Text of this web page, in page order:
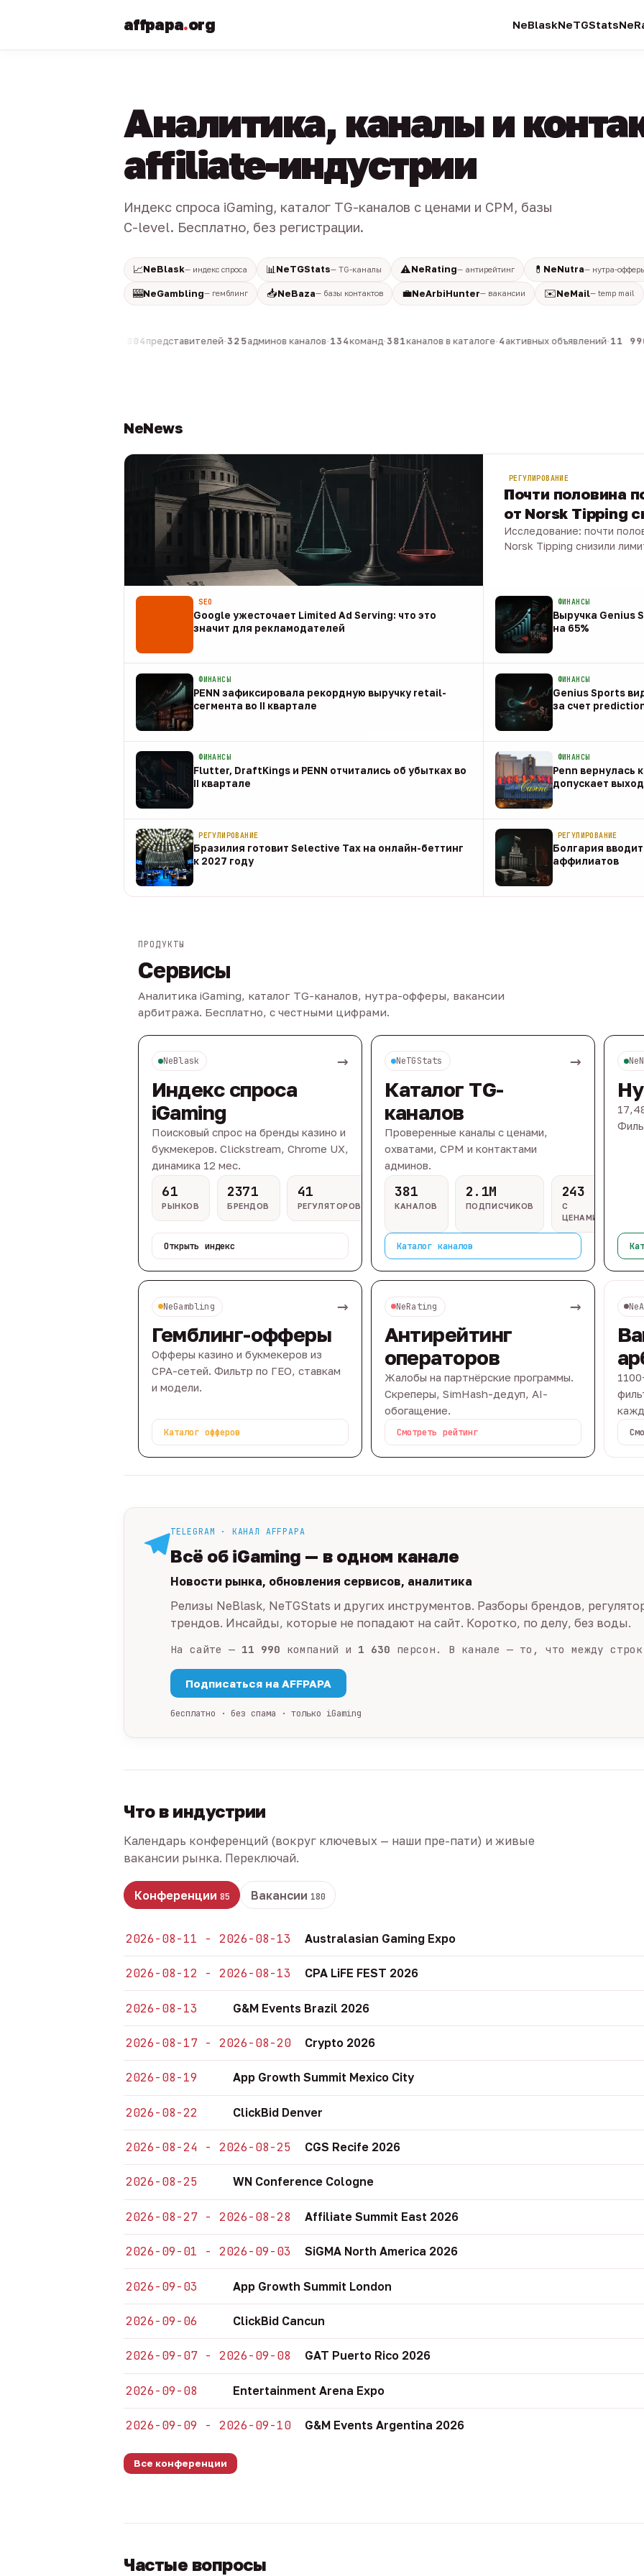
affpapa.org NeBlaskNeTGStats
Аналитика, каналы и
affiliate-индустрии
Индекс спроса iGaming, каталог TG-каналов с ценами и CPM, базы
C-level. Бесплатно, без регистрации.
📈NeBlask— индекс спроса 📊 NeTGStats— TG-каналы ⚠️NeRating— антирейтинг 💊 NeNutra— нутра-
🎰NeGambling— гемблинг 📥NeBaza— базы контактов 💼NeArbiHunter— вакансии ✉️NeMail— temp mail
804представителей·325админов каналов·134команд·381каналов в каталоге·4активных объявлений·11 990
NeNews
РЕГУЛИРОВАНИЕ
Почти половина
от Norsk Tipping
Исследование: почти
Norsk Tipping снизили
SEO
Google ужесточает Limited Ad Serving: что это
значит для рекламодателей
ФИНАНСЫ
Выручка Genius
на 65%
08 авг
ФИНАНСЫ
PENN зафиксировала рекордную выручку retail-
сегмента во II квартале
ФИНАНСЫ
Genius Sports
за счет
08 авг
ФИНАНСЫ
Flutter, DraftKings и PENN отчитались об убытках во
II квартале
ФИНАНСЫ
Penn вернулась
допускает
08 авг
РЕГУЛИРОВАНИЕ
Бразилия готовит Selective Tax на онлайн-беттинг
к 2027 году
РЕГУЛИРОВАНИЕ
Болгария
аффилиатов
08 авг
ПРОДУКТЫ
Сервисы
Аналитика iGaming, каталог TG-каналов, нутра-офферы, вакансии
арбитража. Бесплатно, с честными цифрами.
NeBlask →
Индекс спроса
iGaming
Поисковый спрос на бренды казино и
букмекеров. Clickstream, Chrome UX,
динамика 12 мес.
61
РЫНКОВ
2371
БРЕНДОВ
41
РЕГУЛЯТОРОВ
Открыть индекс
NeTGStats →
Каталог TG-
каналов
Проверенные каналы с ценами,
охватами, CPM и контактами
админов.
381
КАНАЛОВ
2.1M
ПОДПИСЧИКОВ
243
С
ЦЕНАМИ
Каталог каналов
NeGambling →
Гемблинг-офферы
Офферы казино и букмекеров из
CPA-сетей. Фильтр по ГЕО, ставкам
и модели.
Каталог офферов
NeRating →
Антирейтинг
операторов
Жалобы на партнёрские программы.
Скреперы, SimHash-дедуп, AI-
обогащение.
Смотреть рейтинг
TELEGRAM · КАНАЛ AFFPAPA
Всё об iGaming — в одном канале
Новости рынка, обновления сервисов, аналитика
Релизы NeBlask, NeTGStats и других инструментов. Разборы брендов,
трендов. Инсайды, которые не попадают на сайт. Коротко, по делу, без воды.
На сайте — 11 990 компаний и 1 630 персон. В канале — то, что между
Подписаться на AFFPAPA
бесплатно · без спама · только iGaming
Что в индустрии
Календарь конференций (вокруг ключевых — наши пре-пати) и живые
вакансии рынка. Переключай.
Конференции 85 Вакансии 180
2026-08-11 - 2026-08-13 Australasian Gaming Expo
2026-08-12 - 2026-08-13 CPA LiFE FEST 2026
2026-08-13 G&M Events Brazil 2026
2026-08-17 - 2026-08-20 Crypto 2026
2026-08-19 App Growth Summit Mexico City
2026-08-22 ClickBid Denver
2026-08-24 - 2026-08-25 CGS Recife 2026
2026-08-25 WN Conference Cologne
2026-08-27 - 2026-08-28 Affiliate Summit East 2026
2026-09-01 - 2026-09-03 SiGMA North America 2026
2026-09-03 App Growth Summit London
2026-09-06 ClickBid Cancun
2026-09-07 - 2026-09-08 GAT Puerto Rico 2026
2026-09-08 Entertainment Arena Expo
2026-09-09 - 2026-09-10 G&M Events Argentina 2026
Все конференции
Частые вопросы